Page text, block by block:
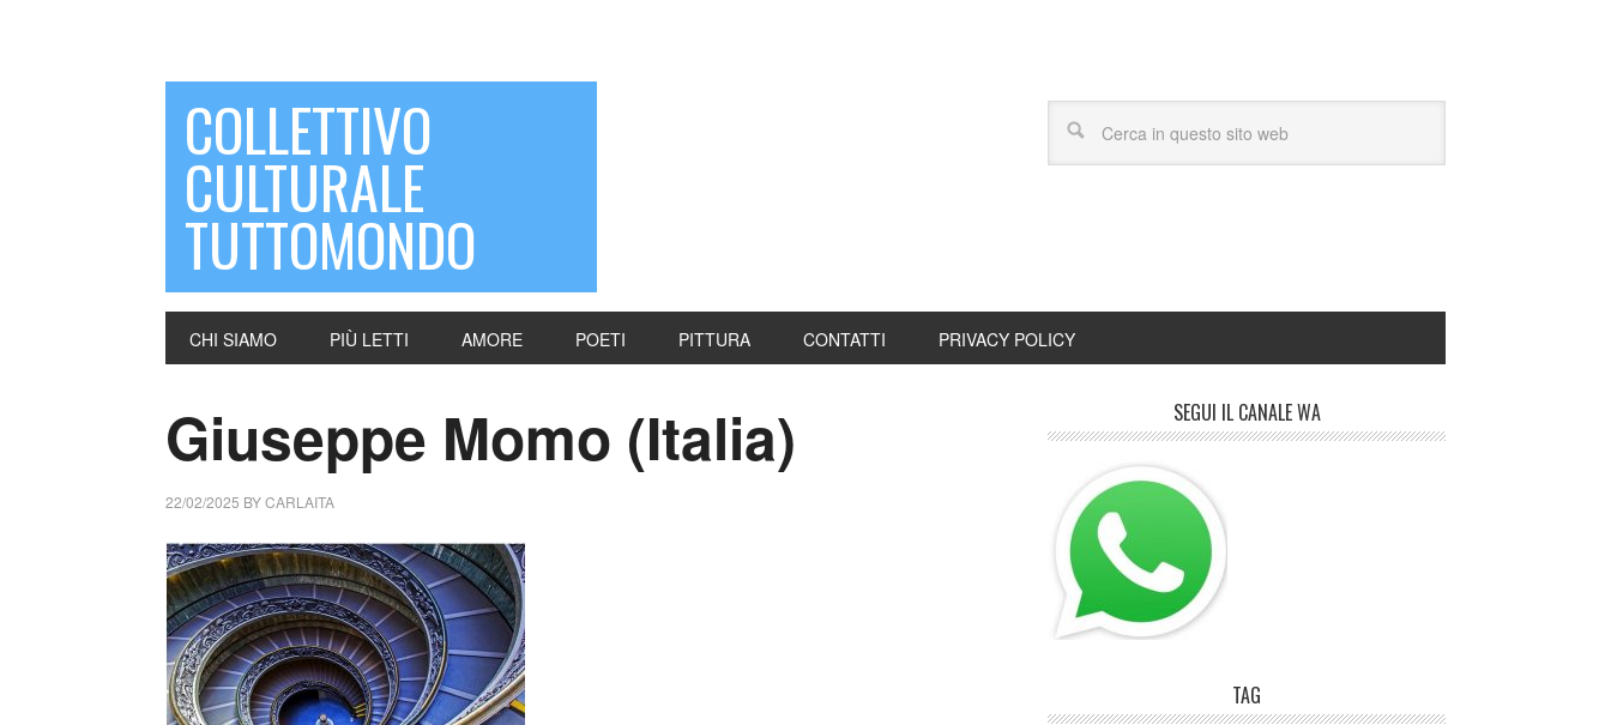
COLLETTIVO
CULTURALE
TUTTOMONDO
CHI SIAMO PIÙ LETTI AMORE POETI PITTURA CONTATTI PRIVACY POLICY
Giuseppe Momo (Italia)
22/02/2025 BYCARLAITA
SEGUI IL CANALE WA
TAG